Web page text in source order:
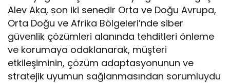
Alev Aka, son iki senedir Orta ve Doğu Avrupa,
Orta Doğu ve Afrika Bölgeleri’nde siber
güvenlik çözümleri alanında tehditleri önleme
ve korumaya odaklanarak, müşteri
etkileşiminin, çözüm adaptasyonunun ve
stratejik uyumun sağlanmasından sorumluydu